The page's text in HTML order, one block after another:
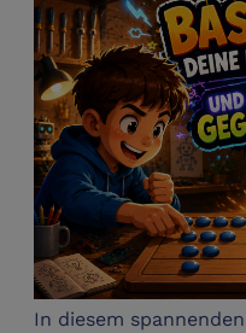
In diesem